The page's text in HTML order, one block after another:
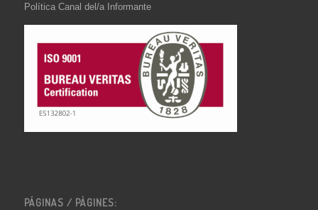
Política Canal del/a Informante
PÁGINAS / PÀGINES: